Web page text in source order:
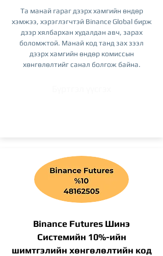
Та манай гараг дээрх хамгийн өндөр
хэмжээ, хэрэглэгчтэй Binance Global бирж
дээр хялбархан худалдан авч, зарах
боломжтой. Манай код танд зах зээл
дээрх хамгийн өндөр комиссын
хөнгөлөлтийг санал болгож байна.
Binance Futures Шинэ
Системийн 10%-ийн
шимтгэлийн хөнгөлөлтийн код